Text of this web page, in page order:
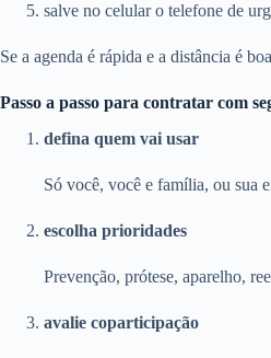
salve no celular o telefone de
Se a agenda é rápida e a distância é
Passo a passo para contratar com
defina quem vai usar
Só você, você e família, ou sua
escolha prioridades
Prevenção, prótese, aparelho,
avalie coparticipação